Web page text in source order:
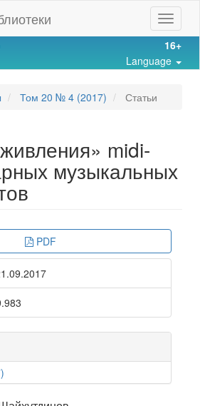
Toggle
16+
Language
Том 20 № 4 (2017) Статьи
midi-
музыкальных
PDF